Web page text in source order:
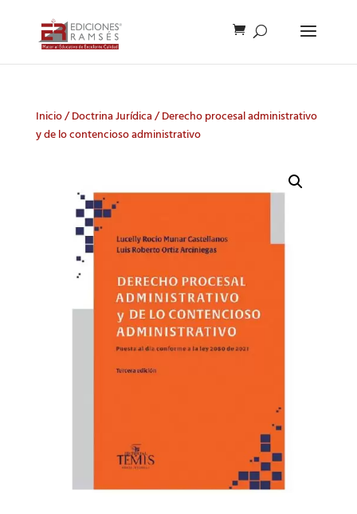
Inicio/Doctrina Jurídica/ Derecho procesal administrativo
y de lo contencioso administrativo